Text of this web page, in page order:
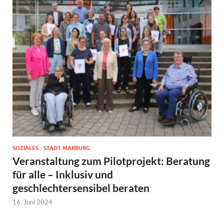
SOZIALES / STADT MARBURG
Veranstaltung zum Pilotprojekt: Beratung
für alle – Inklusiv und
geschlechtersensibel beraten
16. Juni 2024